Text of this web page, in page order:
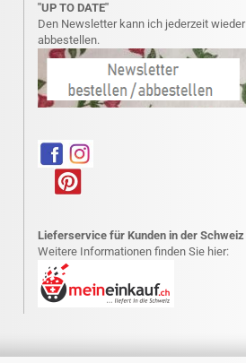
"UP TO DATE"
Den Newsletter kann ich jederzeit wieder
abbestellen.
Lieferservice für Kunden in der Schweiz
Weitere Informationen finden Sie hier: